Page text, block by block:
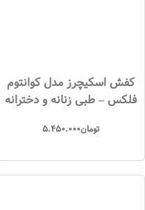
کفش اسکیچرز مدل کوانتوم
فلکس – طبی زنانه و دخترانه
تومان5.450.000